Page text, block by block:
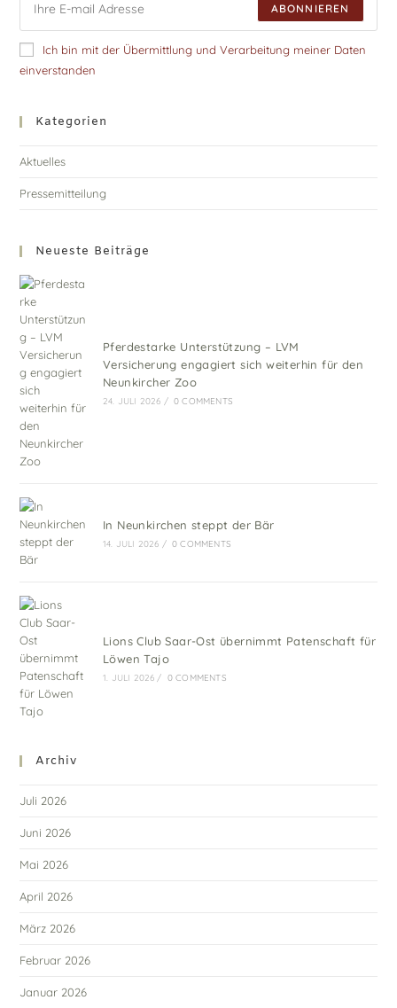
ABONNIEREN
Ich bin mit der Übermittlung und Verarbeitung meiner Daten
einverstanden
Kategorien
Aktuelles
Pressemitteilung
Neueste Beiträge
Pferdestarke Unterstützung – LVM
Versicherung engagiert sich weiterhin für den
Neunkircher Zoo
24. JULI 2026 / 0 COMMENTS
In Neunkirchen steppt der Bär
14. JULI 2026 / 0 COMMENTS
Lions Club Saar-Ost übernimmt Patenschaft für
Löwen Tajo
1. JULI 2026 / 0 COMMENTS
Archiv
Juli 2026
Juni 2026
Mai 2026
April 2026
März 2026
Februar 2026
Januar 2026